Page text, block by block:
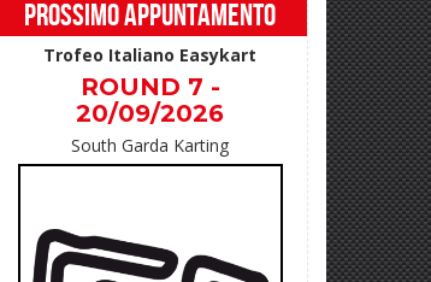
PROSSIMO APPUNTAMENTO
Trofeo Italiano Easykart
ROUND 7 -
20/09/2026
South Garda Karting